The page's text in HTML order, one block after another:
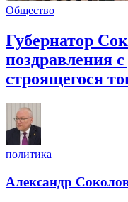
Общество
Губернатор
поздравления
строящегося
политика
Александр